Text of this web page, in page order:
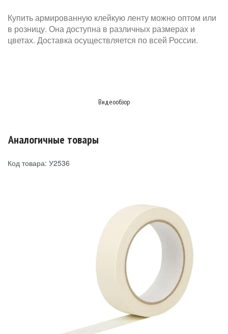
Купить армированную клейкую ленту можно оптом или
в розницу. Она доступна в различных размерах и
цветах. Доставка осуществляется по всей России.
Видеообзор
Аналогичные товары
Код товара: У2536